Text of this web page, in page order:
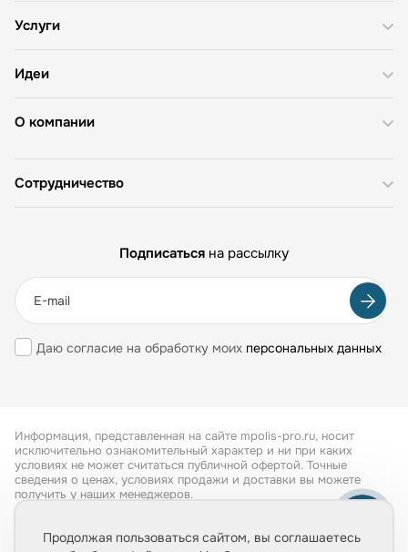
О компании
Услуги
Идеи
Сотрудничество
Подписаться на рассылку
Даю согласие на обработку моих персональных данных
Информация, представленная на сайте mpolis-pro.ru, носит
исключительно ознакомительный характер и ни при каких
условиях не может считаться публичной офертой. Точные
сведения о ценах, условиях продажи и доставки вы можете
получить у наших менеджеров.
Продолжая пользоваться сайтом, вы соглашаетесь